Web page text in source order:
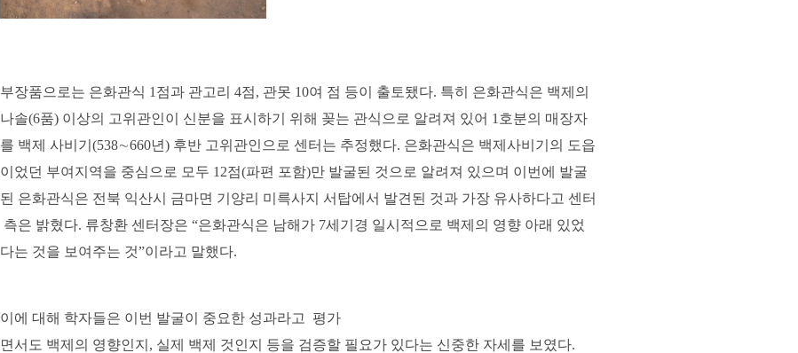
부장품으로는 은화관식 1점과 관고리 4점, 관못 10여 점 등이 출토됐다. 특히 은화관식은 백제의
나솔(6품) 이상의 고위관인이 신분을 표시하기 위해 꽂는 관식으로 알려져 있어 1호분의 매장자
를 백제 사비기(538∼660년) 후반 고위관인으로 센터는 추정했다. 은화관식은 백제사비기의 도읍
이었던 부여지역을 중심으로 모두 12점(파편 포함)만 발굴된 것으로 알려져 있으며 이번에 발굴
된 은화관식은 전북 익산시 금마면 기양리 미륵사지 서탑에서 발견된 것과 가장 유사하다고 센터
측은 밝혔다. 류창환 센터장은 “은화관식은 남해가 7세기경 일시적으로 백제의 영향 아래 있었
다는 것을 보여주는 것”이라고 말했다.
이에 대해 학자들은 이번 발굴이 중요한 성과라고 평가
면서도 백제의 영향인지, 실제 백제 것인지 등을 검증할 필요가 있다는 신중한 자세를 보였다.